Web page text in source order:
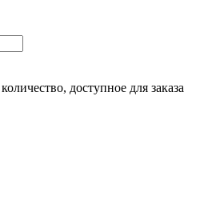
доступное для заказа